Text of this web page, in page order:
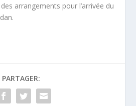
arrangements pour l’arrivée du
PARTAGER: